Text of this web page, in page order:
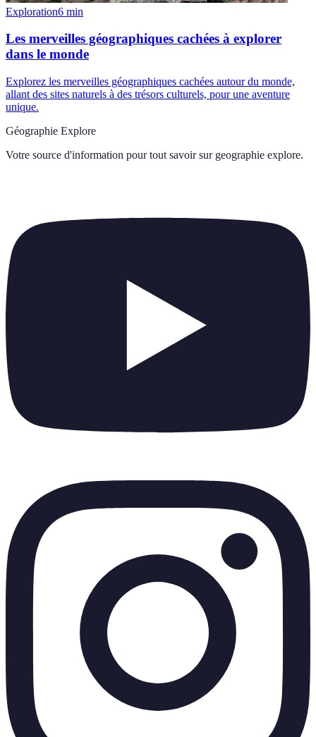
Exploration6 min
Les merveilles géographiques cachées à explorer
dans le monde
Explorez les merveilles géographiques cachées autour du monde,
allant des sites naturels à des trésors culturels, pour une aventure
unique.
Géographie Explore
Votre source d'information pour tout savoir sur geographie explore.